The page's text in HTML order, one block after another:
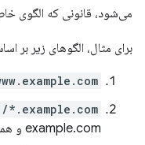
می‌شود، قانونی که الگوی
برای مثال، الگوهای زیر بر
*
*
example.com و همه زیر دامنه‌ها)